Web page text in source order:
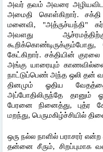
அவர் தவம் அவரை
அமைதி கொள்கிறார்.
மனைவி, "அத்ருச்யந்தி"
அவளது
கேட்கிறார். சக்தியின்
அங்கு யாரையும்
நாட்டுப்பெண் அந்த ஒலி தன்
தினமும் ஓதிய
அப்போதிலிருந்தே தானும்
பேரனை நினைத்து,
மறந்து, பெருமகிழ்ச்சியில்
ஒரு நல்ல நாளில் பராசரர்
தன்னை சீரும், சிறப்புமாக